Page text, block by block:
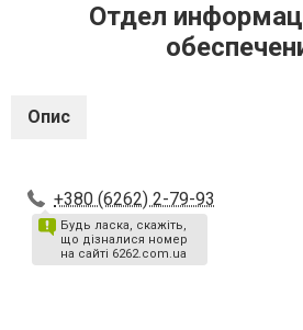
Отдел
Опис
+380 (6262) 2-79-93
Будь ласка, скажіть,
що дізналися номер
на сайті 6262.com.ua